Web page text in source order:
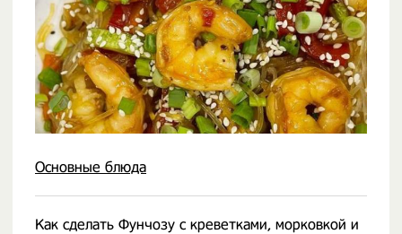
Основные блюда
Как сделать Фунчозу с креветками, морковкой и